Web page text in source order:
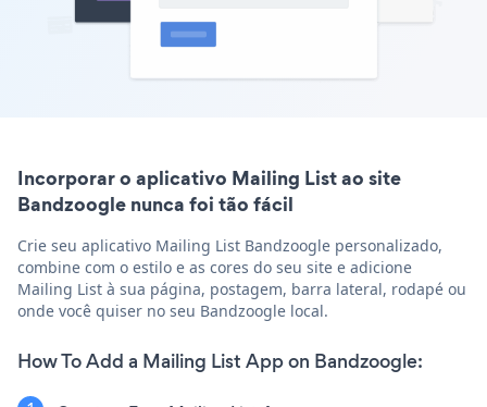
Incorporar o aplicativo Mailing List ao site
Bandzoogle nunca foi tão fácil
Crie seu aplicativo Mailing List Bandzoogle personalizado,
combine com o estilo e as cores do seu site e adicione
Mailing List à sua página, postagem, barra lateral, rodapé ou
onde você quiser no seu Bandzoogle local.
How To Add a Mailing List App on Bandzoogle: